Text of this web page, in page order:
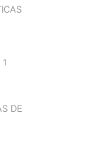
1
DE